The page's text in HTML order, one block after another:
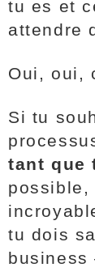
tu es et
attendre
Oui, oui,
Si tu
tant que
possible,
tu dois
business